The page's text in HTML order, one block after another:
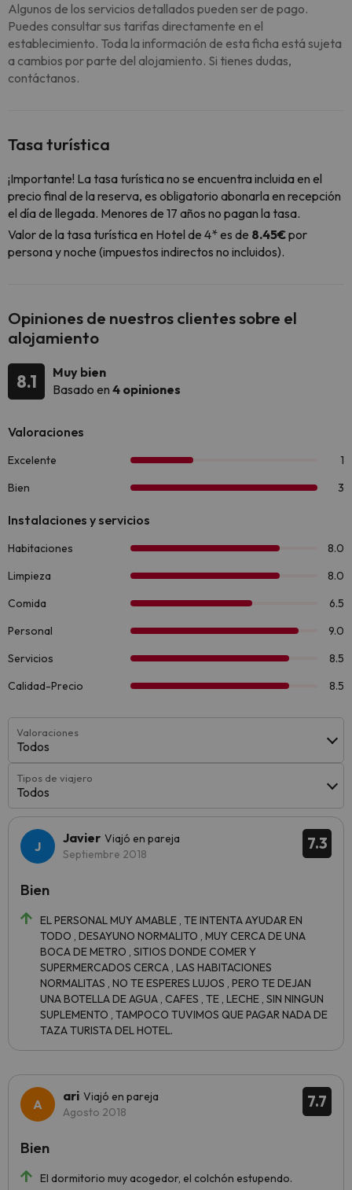
Algunos de los servicios detallados pueden ser de pago.
Puedes consultar sus tarifas directamente en el
establecimiento. Toda la información de esta ficha está sujeta
a cambios por parte del alojamiento. Si tienes dudas,
contáctanos.
Tasa turística
¡Importante! La tasa turística no se encuentra incluida en el
precio final de la reserva, es obligatorio abonarla en recepción
el día de llegada. Menores de 17 años no pagan la tasa.
Valor de la tasa turística en Hotel de 4* es de 8.45€por
persona y noche (impuestos indirectos no incluidos).
Opiniones de nuestros clientes sobre el
alojamiento
8.1
Muy bien
Basado en 4 opiniones
Valoraciones
Todos
Tipos de viajero
Todos
7.3
Javier Viajó en pareja
Septiembre 2018
EL PERSONAL MUY AMABLE , TE INTENTA AYUDAR EN
TODO , DESAYUNO NORMALITO , MUY CERCA DE UNA
BOCA DE METRO , SITIOS DONDE COMER Y
SUPERMERCADOS CERCA , LAS HABITACIONES
NORMALITAS , NO TE ESPERES LUJOS , PERO TE DEJAN
UNA BOTELLA DE AGUA , CAFES , TE , LECHE , SIN NINGUN
SUPLEMENTO , TAMPOCO TUVIMOS QUE PAGAR NADA DE
TAZA TURISTA DEL HOTEL.
Bien
7.7
ari Viajó en pareja
Agosto 2018
El dormitorio muy acogedor, el colchón estupendo.
Bien